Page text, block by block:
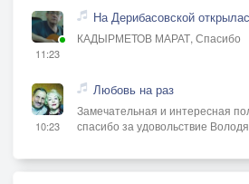
11:23
На Дерибасовской
КАДЫРМЕТОВ МАРАТ, Спасибо
10:23
Любовь на раз
Замечательная и интересная
спасибо за удовольствие